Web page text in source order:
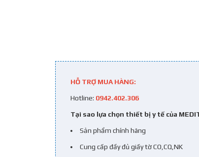
HỖ TRỢ MUA HÀNG:
Hotline: 0942.402.306
Tại sao lựa chọn thiết bị y tế của
Sản phẩm chính hãng
Cung cấp đầy đủ giấy tờ CO,CQ,NK